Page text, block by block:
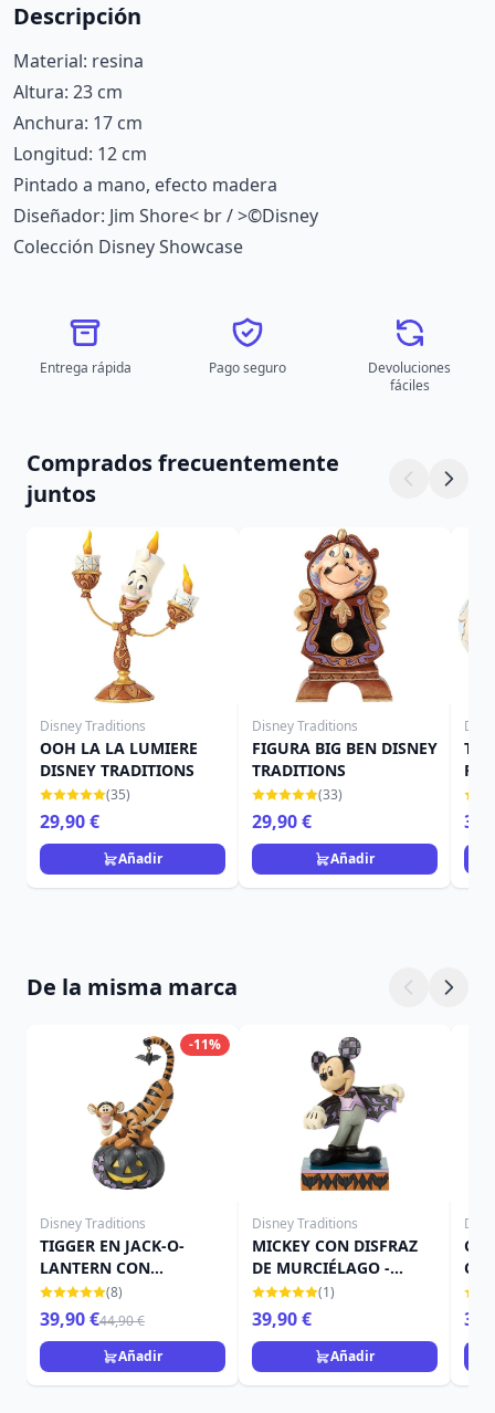
Descripción
Material: resina
Altura: 23 cm
Anchura: 17 cm
Longitud: 12 cm
Pintado a mano, efecto madera
Diseñador: Jim Shore< br / >©Disney
Colección Disney Showcase
Entrega rápida Pago seguro
Devoluciones
fáciles
Comprados frecuentemente
juntos
Disney Traditions
OOH LA LA LUMIERE
DISNEY TRADITIONS
(35)
29,90 €
Añadir
Disney Traditions
FIGURA BIG BEN DISNEY
TRADITIONS
(33)
29,90 €
Añadir
De la misma marca
-11%
Disney Traditions
TIGGER EN JACK-O-
LANTERN CON
MURCIÉLAGO - DISNEY
TRADITIONS
(8)
39,90 €44,90 €
Añadir
Disney Traditions
MICKEY CON DISFRAZ
DE MURCIÉLAGO -
DISNEY TRADITIONS
(1)
39,90 €
Añadir